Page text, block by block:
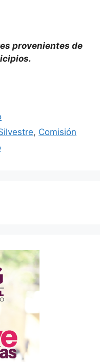
provenientes de
, Comisión